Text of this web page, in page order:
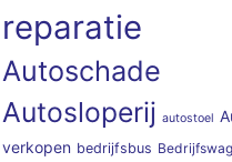
reparatie
Autoschade
Autosloperij autostoel
verkopen bedrijfsbus